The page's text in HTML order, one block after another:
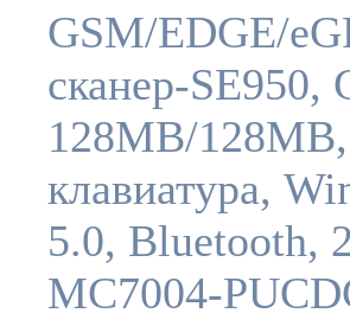
GSM/EDGE/
сканер-SE950,
128MB/
клавиатура,
5.0, Bluetooth,
MC7004-